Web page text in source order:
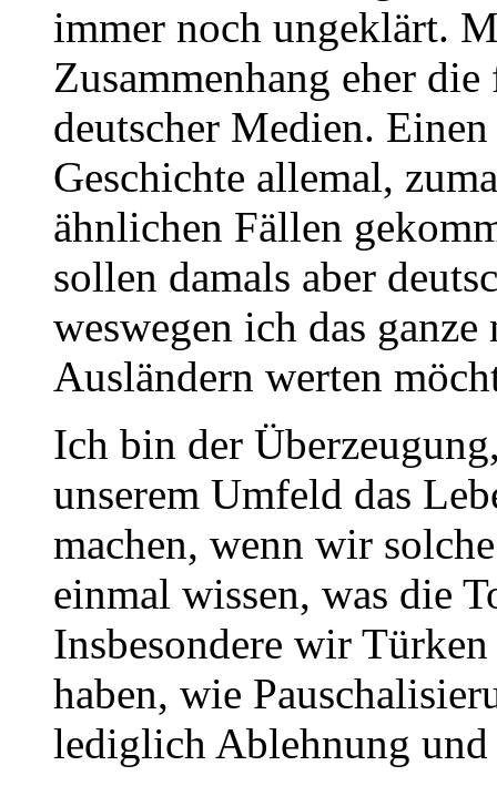
immer noch ungeklärt.
Zusammenhang eher
deutscher Medien.
Geschichte allemal,
ähnlichen Fällen
sollen damals aber
weswegen ich das
Ausländern werten
Ich bin der
unserem Umfeld das
machen, wenn wir
einmal wissen, was die
Insbesondere wir
haben, wie
lediglich Ablehnung